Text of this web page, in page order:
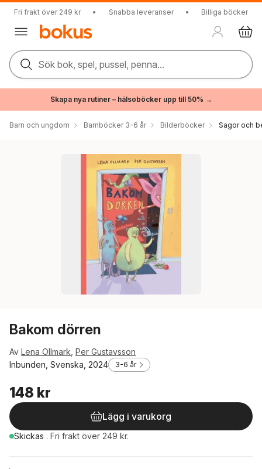
Fri frakt över 249 kr • Snabba leveranser • Billiga böcker
Sök bok, spel, pussel, penna...
Skapa nya rutiner – hälsoböcker upp till 50% →
Barn och ungdom Barnböcker 3-6 år Bilderböcker Sagor och
Bakom dörren
Av Lena Ollmark Per Gustavsson
Inbunden, Svenska, 2024
3-6 år
148 kr
Lägg i varukorg
Skickas . Fri frakt över 249 kr.